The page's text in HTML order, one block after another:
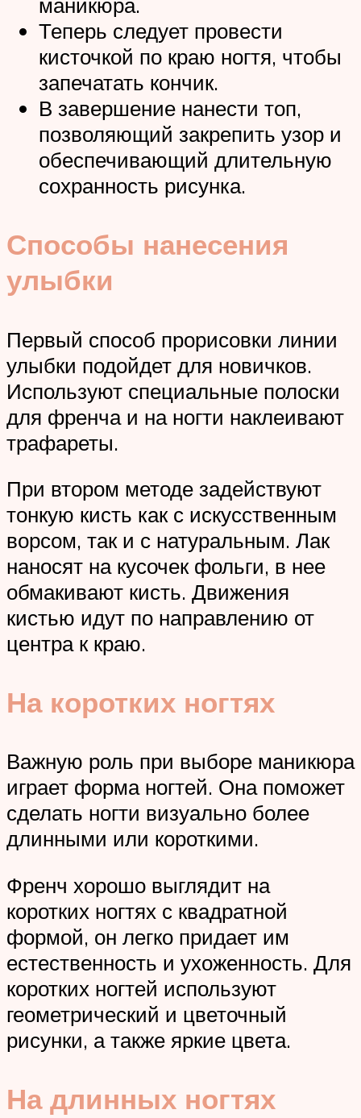
Теперь следует провести
кисточкой по краю ногтя, чтобы
запечатать кончик.
В завершение нанести топ,
позволяющий закрепить узор и
обеспечивающий длительную
сохранность рисунка.
Способы нанесения
улыбки
Первый способ прорисовки линии
улыбки подойдет для новичков.
Используют специальные полоски
для френча и на ногти наклеивают
трафареты.
При втором методе задействуют
тонкую кисть как с искусственным
ворсом, так и с натуральным. Лак
наносят на кусочек фольги, в нее
обмакивают кисть. Движения
кистью идут по направлению от
центра к краю.
На коротких ногтях
Важную роль при выборе маникюра
играет форма ногтей. Она поможет
сделать ногти визуально более
длинными или короткими.
Френч хорошо выглядит на
коротких ногтях с квадратной
формой, он легко придает им
естественность и ухоженность. Для
коротких ногтей используют
геометрический и цветочный
рисунки, а также яркие цвета.
На длинных ногтях